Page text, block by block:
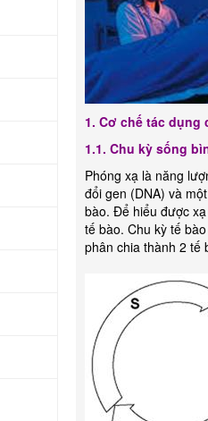
1. Cơ chế tác dụng
1.1. Chu kỳ sống
Phóng xạ là năng
đổi gen (DNA) và
bào. Để hiểu được
tế bào. Chu kỳ tế
phân chia thành 2 tế